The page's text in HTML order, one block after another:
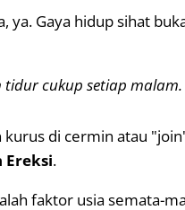
ya. Gaya hidup sihat
cukup setiap
di cermin atau
Ereksi.
faktor usia semata-